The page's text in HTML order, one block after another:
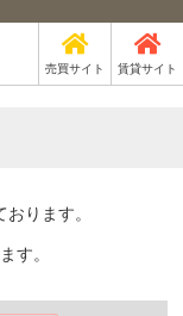
売買サイト 賃貸サイト
ります。
す。